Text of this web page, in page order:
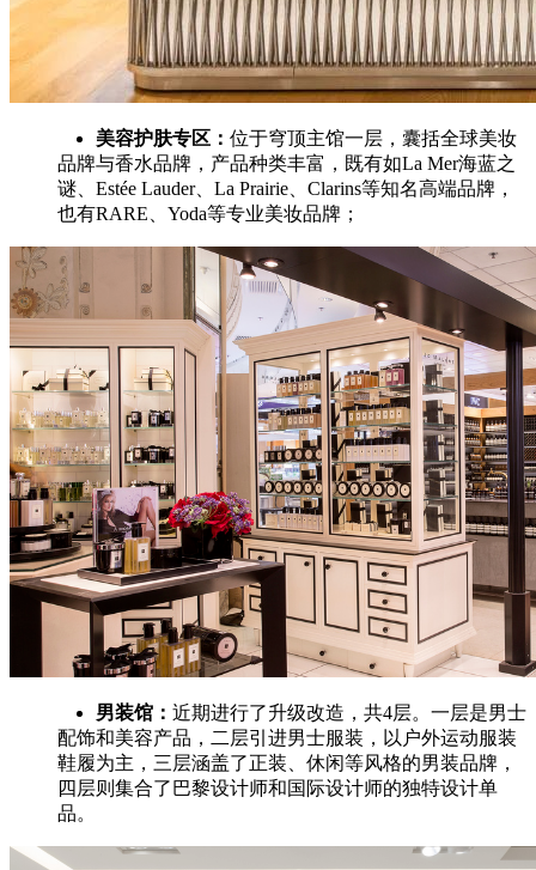
美容护肤专区： 位于穹顶主馆一层，囊括全球美妆
品牌与香水品牌，产品种类丰富，既有如La Mer海蓝之
谜、Estée Lauder、La Prairie、Clarins等知名高端品牌，
也有RARE、Yoda等专业美妆品牌；
男装馆： 近期进行了升级改造，共4层。一层是男士
配饰和美容产品，二层引进男士服装，以户外运动服装
鞋履为主，三层涵盖了正装、休闲等风格的男装品牌，
四层则集合了巴黎设计师和国际设计师的独特设计单
品。